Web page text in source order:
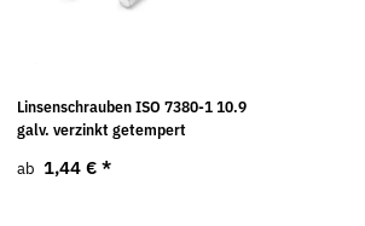
Linsenschrauben ISO 7380-1 10.9
galv. verzinkt getempert
ab 1,44 € *